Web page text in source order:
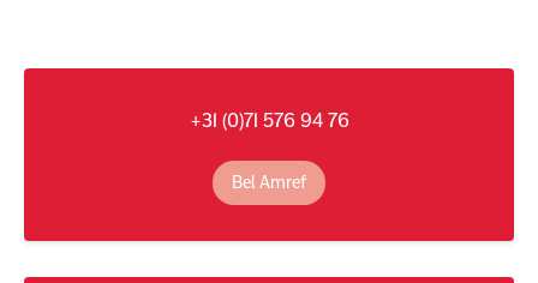
+31 (0)71 576 94 76
Bel Amref